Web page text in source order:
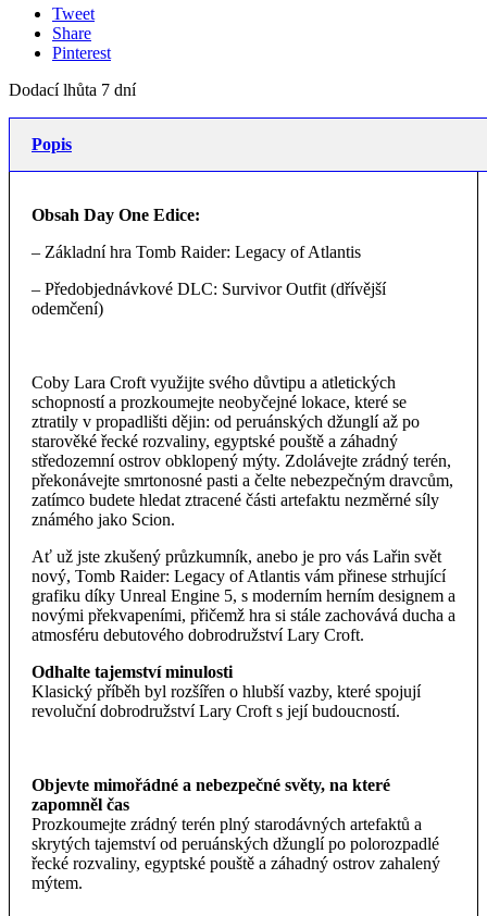
Tweet
Share
Pinterest
Dodací lhůta 7 dní
Popis
Obsah Day One Edice:
– Základní hra Tomb Raider: Legacy of Atlantis
– Předobjednávkové DLC: Survivor Outfit (dřívější
odemčení)
Coby Lara Croft využijte svého důvtipu a atletických
schopností a prozkoumejte neobyčejné lokace, které se
ztratily v propadlišti dějin: od peruánských džunglí až po
starověké řecké rozvaliny, egyptské pouště a záhadný
středozemní ostrov obklopený mýty. Zdolávejte zrádný terén,
překonávejte smrtonosné pasti a čelte nebezpečným dravcům,
zatímco budete hledat ztracené části artefaktu nezměrné síly
známého jako Scion.
Ať už jste zkušený průzkumník, anebo je pro vás Lařin svět
nový, Tomb Raider: Legacy of Atlantis vám přinese strhující
grafiku díky Unreal Engine 5, s moderním herním designem a
novými překvapeními, přičemž hra si stále zachovává ducha a
atmosféru debutového dobrodružství Lary Croft.
Odhalte tajemství minulosti
Klasický příběh byl rozšířen o hlubší vazby, které spojují
revoluční dobrodružství Lary Croft s její budoucností.
Objevte mimořádné a nebezpečné světy, na které
zapomněl čas
Prozkoumejte zrádný terén plný starodávných artefaktů a
skrytých tajemství od peruánských džunglí po polorozpadlé
řecké rozvaliny, egyptské pouště a záhadný ostrov zahalený
mýtem.